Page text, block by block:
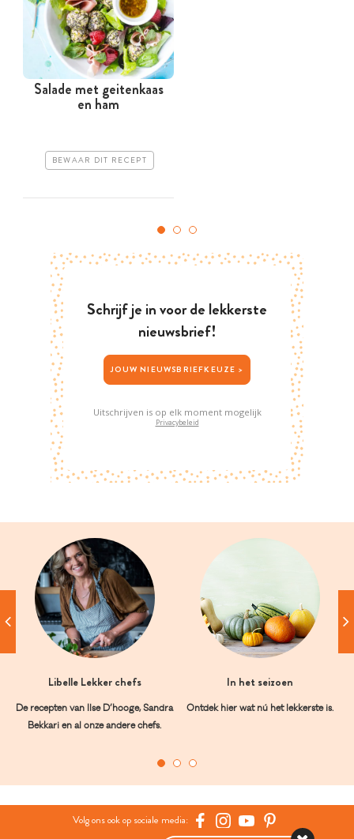
Salade met geitenkaas
en ham
BEWAAR DIT RECEPT
Schrijf je in voor de lekkerste
nieuwsbrief!
JOUW NIEUWSBRIEFKEUZE >
Uitschrijven is op elk moment mogelijk
Privacybeleid
Libelle Lekker chefs
De recepten van Ilse D’hooge, Sandra
Bekkari en al onze andere chefs.
In het seizoen
Ontdek hier wat nú het lekkerste is.
Volg ons ook op sociale media: